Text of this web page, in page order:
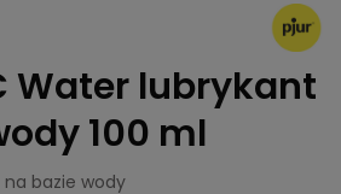
Water lubrykant
100 ml
bazie wody